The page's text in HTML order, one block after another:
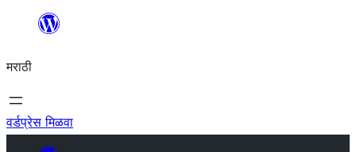
सामुग्रीवर
मराठी
वर्डप्रेस मिळवा